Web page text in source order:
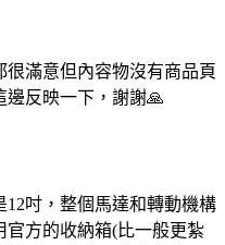
很滿意但內容物沒有商品頁
邊反映一下，謝謝🙏
吋，整個馬達和轉動機構
方的收納箱(比一般更紮